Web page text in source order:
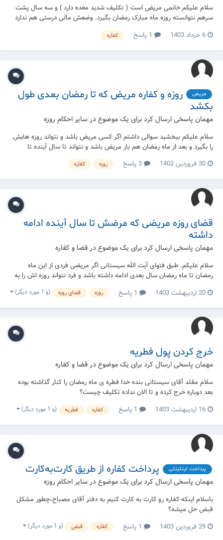
سلام علیکم‌ خانمی مریض است ( تکلیف شدید معده دارد ) و سه سال پشت
سرهم نتوانسته روزه ماه مبارک رمضان بگیرد. وضعش مالی درستی هم ندارد
تا کفاره بپردازد ، تکلیفش چیست ؟؟؟ لطفا پاسخ بدهید .
6 خرداد 1403 کفاره
مریض
روزه و کفاره مریض که تا رمضان بعدی طول
بکشد
مهمان پاسخی ارسال کرد برای یک موضوع در سایر احکام روزه
سلام علیکم ببخشید سوالی داشتم اگر کسی مریض باشد و نتواند روزه هایش
را بگیرد و بعد از ماه رمضان هم باز مریض باشد و نتواند تا سال آینده تا
رمضان آینده باز روزه هایش را بگیرد این باید چه کار کند آیا باید کفاره بپردازد و
کفاره آن به چه صورت خواهد بود متشکرم یا علی
30 فروردین 1402 روزه کفاره
قضای روزه مریضی که مرضش تا سال آینده ادامه
داشته
مهمان پاسخی ارسال کرد برای یک موضوع در قضا و کفاره
سلام علیکم‌. طبق فتوای آیت الله سیستانی اگر مریضی فردی از این ماه
رمضان تا ماه رمضان سال بعدی ادامه داشته باشد و فرد نتواند روزه اش را به
هر دلیلی بگیرد، می تواند برای هر روز یک مد طعام به فقیر داده و روزه اش
قضا ندارد. سوال، آیا تعداد روزهای را که خانم به دلیل عادت ماهوار در ماه
رمضان رو...
20 اردیبهشت 1403 روزه قضای روزه (و 1 مورد دیگر)
خرج کردن پول فطریه
مهمان پاسخی ارسال کرد برای یک موضوع درقضا و کفاره
سلام مقلد آقای سیستانی بنده خدا فطره ی ماه رمضان را کنار گذاشته بوده
بعد دوباره خرج کرده و تا الان نداده تکلیف چیست؟
16 اردیبهشت 1403
کفاره فطریه (و 1 مورد دیگر)
پرداخت اینترنتی پرداخت کفاره از طریق کارت‌به‌کارت
مهمان پاسخی ارسال کرد برای یک موضوع در سایر احکام روزه
باسلام اینکه کفاره رو کارت به کارت کنیم به دفتر آقای مصباح،چطور مشکل
قبض حل میشه؟
29 فروردین 1403
کفاره قبض (و 1 مورد دیگر)